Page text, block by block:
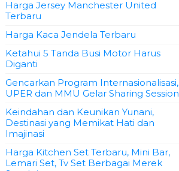
Harga Jersey Manchester United
Terbaru
Harga Kaca Jendela Terbaru
Ketahui 5 Tanda Busi Motor Harus
Diganti
Gencarkan Program Internasionalisasi,
UPER dan MMU Gelar Sharing Session
Keindahan dan Keunikan Yunani,
Destinasi yang Memikat Hati dan
Imajinasi
Harga Kitchen Set Terbaru, Mini Bar,
Lemari Set, Tv Set Berbagai Merek